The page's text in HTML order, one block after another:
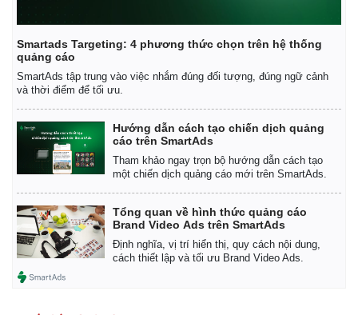
Kinh tế
Bất động sản
Khởi nghiệp
Giá vàng
Smartads Targeting: 4 phương thức chọn trên hệ thống
quảng cáo
SmartAds tập trung vào việc nhắm đúng đối tượng, đúng ngữ cảnh
và thời điểm để tối ưu.
Hướng dẫn cách tạo chiến dịch quảng
cáo trên SmartAds
Tham khảo ngay trọn bộ hướng dẫn cách tạo
một chiến dịch quảng cáo mới trên SmartAds.
Tổng quan về hình thức quảng cáo
Brand Video Ads trên SmartAds
Định nghĩa, vị trí hiển thị, quy cách nội dung,
cách thiết lập và tối ưu Brand Video Ads.